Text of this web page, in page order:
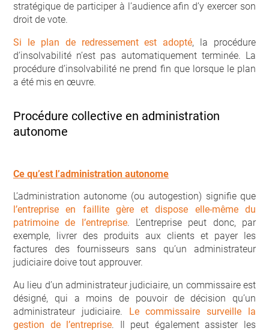
stratégique de participer à l’audience afin d’y exercer son
droit de vote.
Si le plan de redressement est adopté, la procédure
d’insolvabilité n’est pas automatiquement terminée. La
procédure d’insolvabilité ne prend fin que lorsque le plan
a été mis en œuvre.
Procédure collective en administration
autonome
Ce qu’est l’administration autonome
L’administration autonome (ou autogestion) signifie que
l’entreprise en faillite gère et dispose elle-même du
patrimoine de l’entreprise. L’entreprise peut donc, par
exemple, livrer des produits aux clients et payer les
factures des fournisseurs sans qu’un administrateur
judiciaire doive tout approuver.
Au lieu d’un administrateur judiciaire, un commissaire est
désigné, qui a moins de pouvoir de décision qu’un
administrateur judiciaire. Le commissaire surveille la
gestion de l’entreprise. Il peut également assister les